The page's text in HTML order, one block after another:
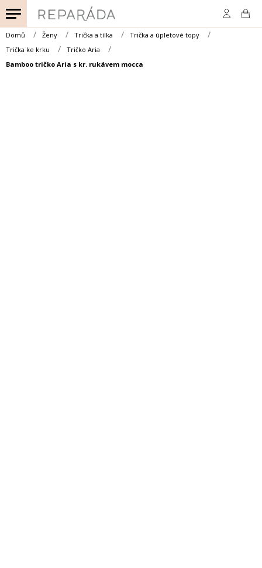
na
obsah
Domů Ženy Trička a tílka
Trička a úpletové topy
Trička ke krku
Tričko Aria
Bamboo tričko Aria s kr. rukávem mocca